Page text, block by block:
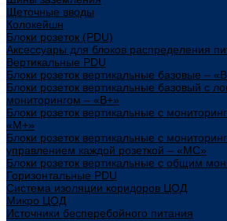
Щеточные вводы
Колокейшн
Блоки розеток (PDU)
Аксессуары для блоков распределения
Вертикальные PDU
Блоки розеток вертикальные базовые –
Блоки розеток вертикальные базовый с
мониторингом – «В+»
Блоки розеток вертикальные с
«М+»
Блоки розеток вертикальные с
управлением каждой розеткой – «МС»
Блоки розеток вертикальные с общим
Горизонтальные PDU
Система изоляции коридоров ЦОД
Микро ЦОД
Источники бесперебойного питания